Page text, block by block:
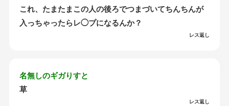
これ、たまたまこの人の後ろでつまづいてちんちんが
入っちゃったらレ◯プになるんか？
レス返し
名無しのギガりすと
草
レス返し